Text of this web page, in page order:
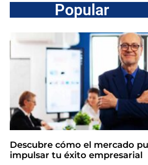
Popular
Descubre cómo el mercado
impulsar tu éxito empresarial